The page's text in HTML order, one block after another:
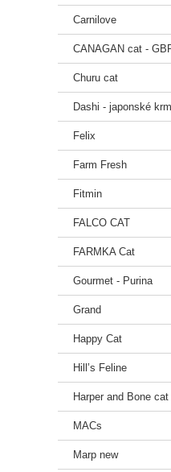
Carnilove
CANAGAN cat -
Churu cat
Dashi - japonské
Felix
Farm Fresh
Fitmin
FALCO CAT
FARMKA Cat
Gourmet - Purina
Grand
Happy Cat
Hill’s Feline
Harper and Bone cat
MACs
Marp new